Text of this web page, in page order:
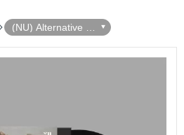
(NU) Alternative R
ock 另類搖滾